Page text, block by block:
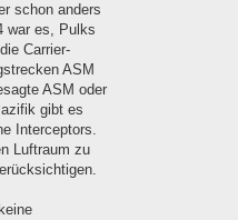
schon anders
war es, Pulks
Carrier-
ASM
ASM oder
gibt es
Interceptors.
Luftraum zu